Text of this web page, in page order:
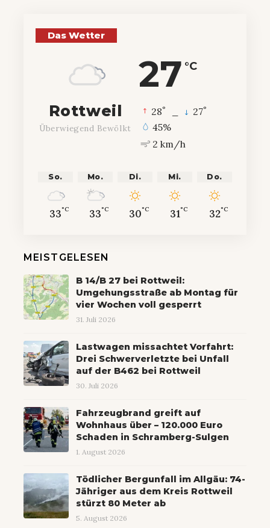
Das Wetter
27 °C
Rottweil
Überwiegend Bewölkt
28° 27°
45%
2 km/h
So.
33°C
Mo.
33°C
Di.
30°C
Mi.
31°C
Do.
32°C
MEISTGELESEN
B 14/B 27 bei Rottweil:
Umgehungsstraße ab Montag für
vier Wochen voll gesperrt
31. Juli 2026
Lastwagen missachtet Vorfahrt:
Drei Schwerverletzte bei Unfall
auf der B462 bei Rottweil
30. Juli 2026
Fahrzeugbrand greift auf
Wohnhaus über – 120.000 Euro
Schaden in Schramberg-Sulgen
1. August 2026
Tödlicher Bergunfall im Allgäu: 74-
Jähriger aus dem Kreis Rottweil
stürzt 80 Meter ab
5. August 2026